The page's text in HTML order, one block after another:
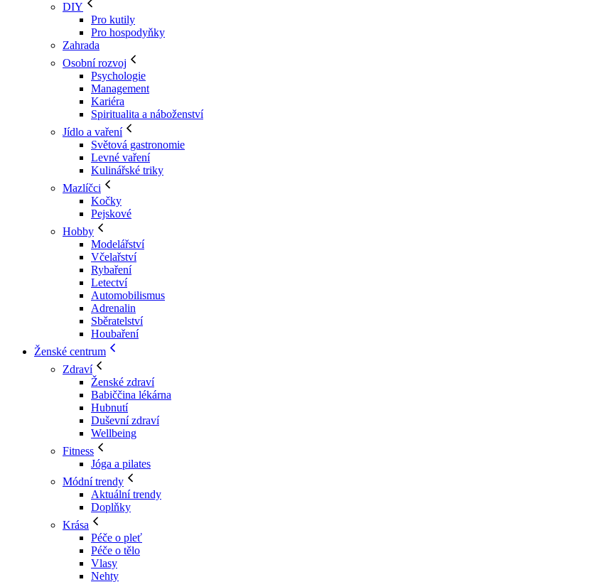
DIY
Pro kutily
Pro hospodyňky
Zahrada
Osobní rozvoj
Psychologie
Management
Kariéra
Spiritualita a náboženství
Jídlo a vaření
Světová gastronomie
Levné vaření
Kulinářské triky
Mazlíčci
Kočky
Pejskové
Hobby
Modelářství
Včelařství
Rybaření
Letectví
Automobilismus
Adrenalin
Sběratelství
Houbaření
Ženské centrum
Zdraví
Ženské zdraví
Babiččina lékárna
Hubnutí
Duševní zdraví
Wellbeing
Fitness
Jóga a pilates
Módní trendy
Aktuální trendy
Doplňky
Krása
Péče o pleť
Péče o tělo
Vlasy
Nehty